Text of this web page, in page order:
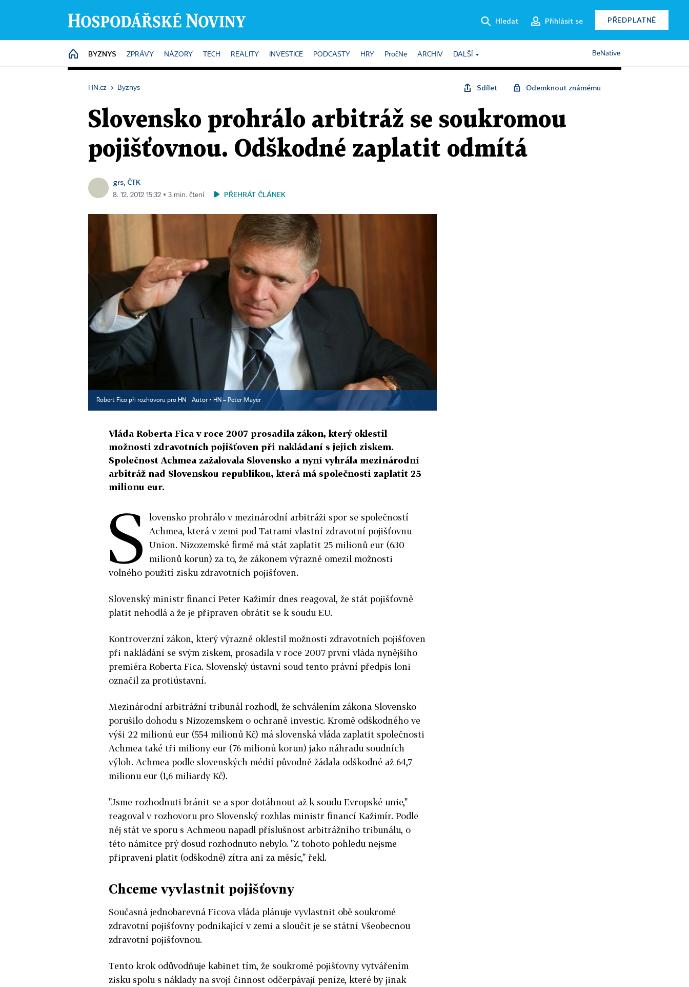
Hledat Přihlásit se PŘEDPLATNÉ
HOME
BYZNYS ZPRÁVY NÁZORY TECH REALITY INVESTICE PODCASTY HRY PročNe ARCHIV DALŠÍ BeNative
HN.cz › Byznys Sdílet Odemknout známému
Slovensko prohrálo arbitráž se soukromou
pojišťovnou. Odškodné zaplatit odmítá
grs, ČTK
8. 12. 2012 15:32 ▪ 3 min. čtení PŘEHRÁT ČLÁNEK
Robert Fico při rozhovoru pro HN Autor ▪ HN – Peter Mayer
Vláda Roberta Fica v roce 2007 prosadila zákon, který oklestil
možnosti zdravotních pojišťoven při nakládaní s jejich ziskem.
Společnost Achmea zažalovala Slovensko a nyní vyhrála mezinárodní
arbitráž nad Slovenskou republikou, která má společnosti zaplatit 25
milionu eur.
S
lovensko prohrálo v mezinárodní arbitráži spor se společností
Achmea, která v zemi pod Tatrami vlastní zdravotní pojišťovnu
Union. Nizozemské firmě má stát zaplatit 25 milionů eur (630
milionů korun) za to, že zákonem výrazně omezil možnosti
volného použití zisku zdravotních pojišťoven.
Slovenský ministr financí Peter Kažimír dnes reagoval, že stát pojišťovně
platit nehodlá a že je připraven obrátit se k soudu EU.
Kontroverzní zákon, který výrazně oklestil možnosti zdravotních pojišťoven
při nakládání se svým ziskem, prosadila v roce 2007 první vláda nynějšího
premiéra Roberta Fica. Slovenský ústavní soud tento právní předpis loni
označil za protiústavní.
Mezinárodní arbitrážní tribunál rozhodl, že schválením zákona Slovensko
porušilo dohodu s Nizozemskem o ochraně investic. Kromě odškodného ve
výši 22 milionů eur (554 milionů Kč) má slovenská vláda zaplatit společnosti
Achmea také tři miliony eur (76 milionů korun) jako náhradu soudních
výloh. Achmea podle slovenských médií původně žádala odškodné až 64,7
milionu eur (1,6 miliardy Kč).
"Jsme rozhodnuti bránit se a spor dotáhnout až k soudu Evropské unie,"
reagoval v rozhovoru pro Slovenský rozhlas ministr financí Kažimír. Podle
něj stát ve sporu s Achmeou napadl příslušnost arbitrážního tribunálu, o
této námitce prý dosud rozhodnuto nebylo. "Z tohoto pohledu nejsme
připraveni platit (odškodné) zítra ani za měsíc," řekl.
Chceme vyvlastnit pojišťovny
Současná jednobarevná Ficova vláda plánuje vyvlastnit obě soukromé
zdravotní pojišťovny podnikající v zemi a sloučit je se státní Všeobecnou
zdravotní pojišťovnou.
Tento krok odůvodňuje kabinet tím, že soukromé pojišťovny vytvářením
zisku spolu s náklady na svojí činnost odčerpávají peníze, které by jinak